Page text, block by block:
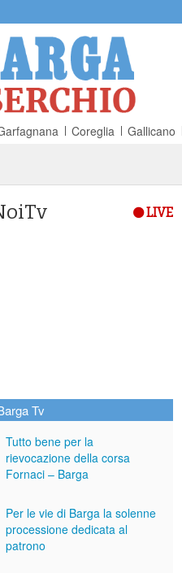
Coreglia Gallicano
LIVE
Tv
Tutto bene per la
rievocazione della corsa
Fornaci – Barga
Per le vie di Barga la solenne
processione dedicata al
patrono